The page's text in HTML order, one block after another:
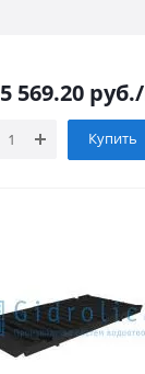
5 569.20 руб.
Купить